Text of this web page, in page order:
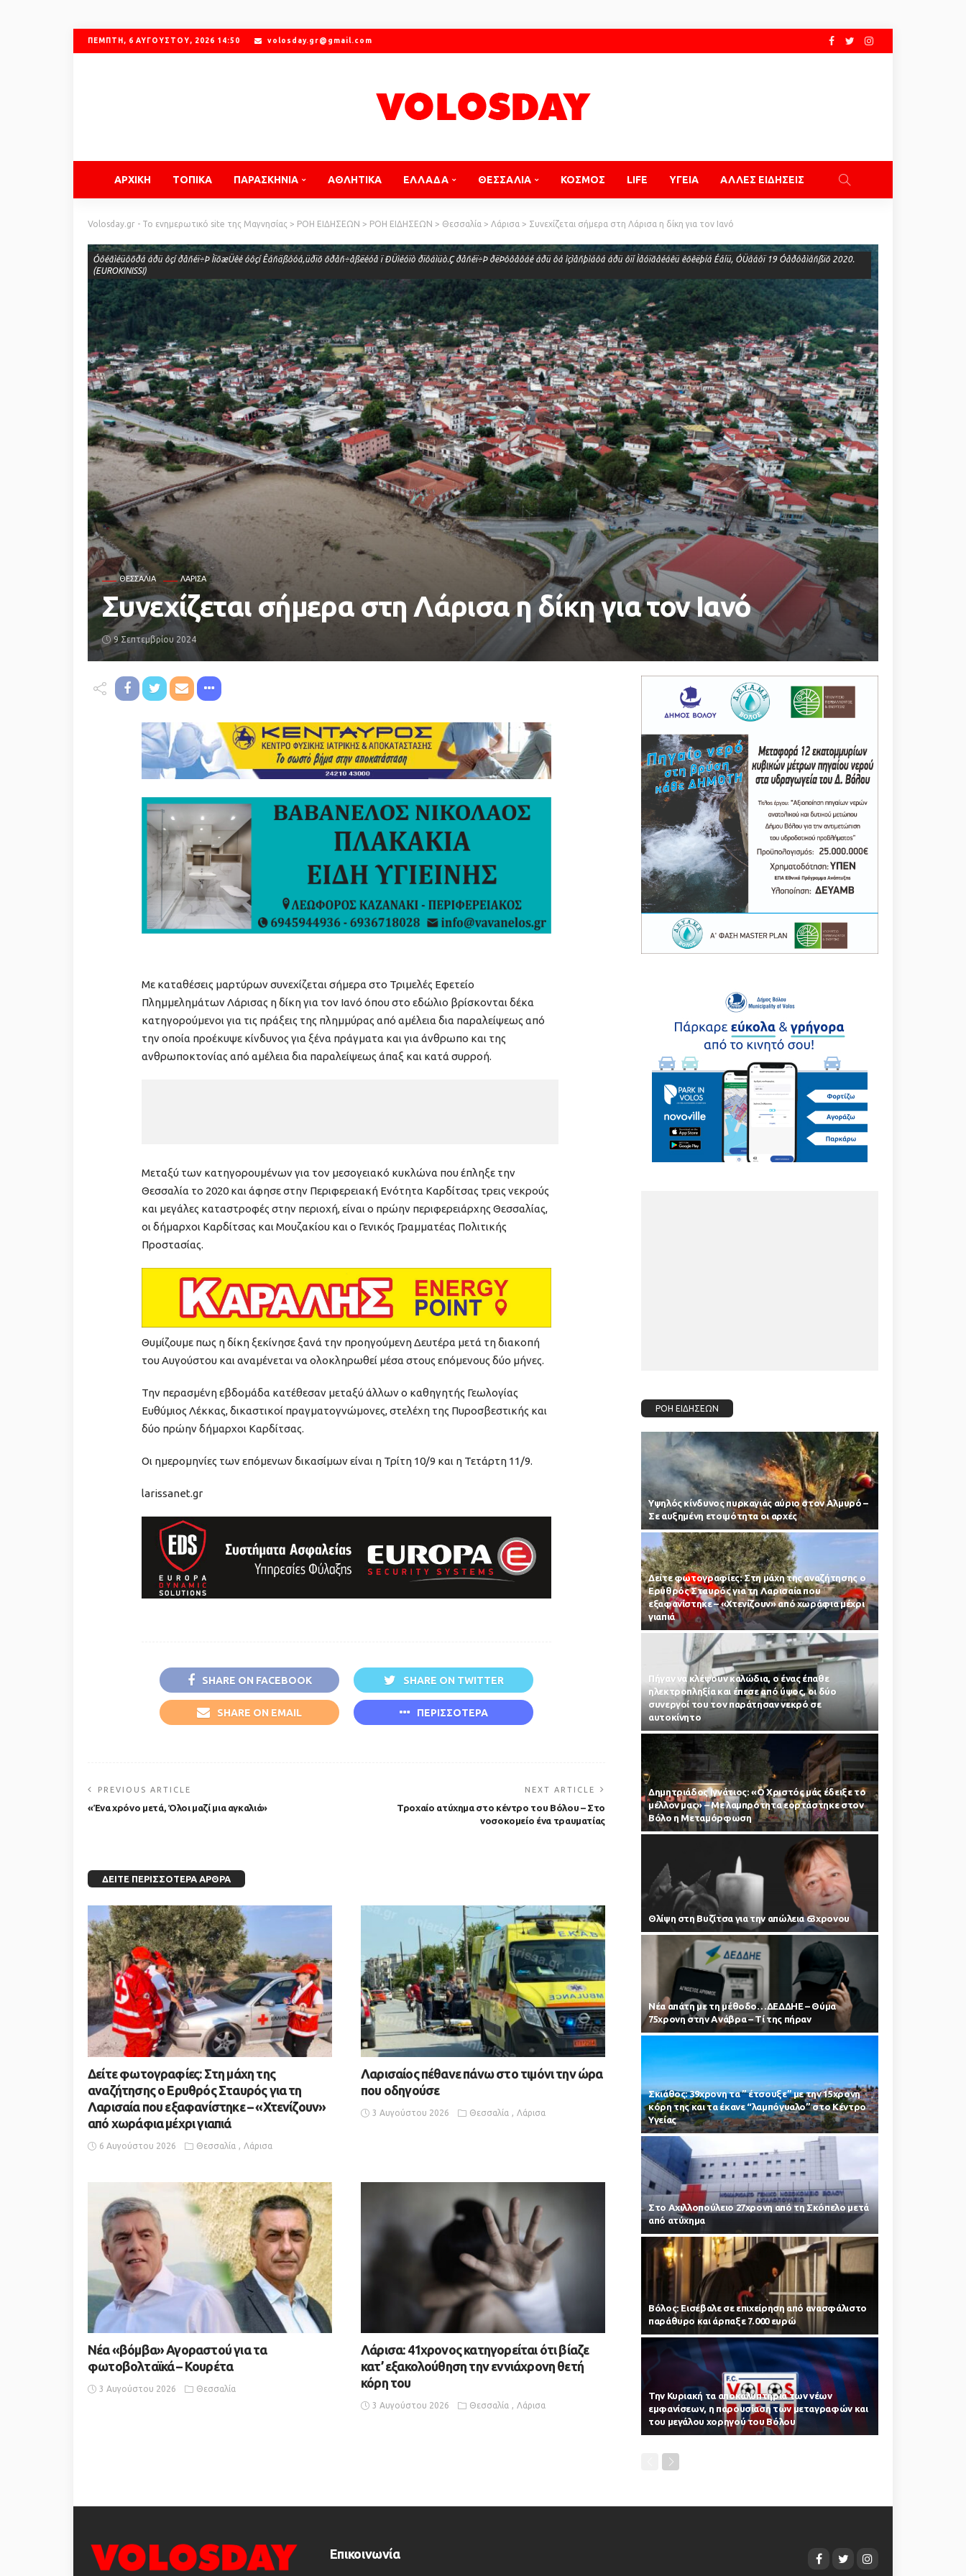
ΠΈΜΠΤΗ, 6 ΑΥΓΟΎΣΤΟΥ, 2026 14:50 volosday.gr@gmail.com
ΑΡΧΙΚΗ ΤΟΠΙΚΑ ΠΑΡΑΣΚΗΝΙΑ ΑΘΛΗΤΙΚΑ ΕΛΛΑΔΑ ΘΕΣΣΑΛΙΑ ΚΟΣΜΟΣ LIFE ΥΓΕΙΑ ΑΛΛΕΣ ΕΙΔΗΣΕΙΣ
Volosday.gr - Το ενημερωτικό site της Μαγνησίας > ΡΟΗ ΕΙΔΗΣΕΩΝ > ΡΟΗ ΕΙΔΗΣΕΩΝ > Θεσσαλία > Λάρισα > Συνεχίζεται σήμερα στη Λάρισα η δίκη για τον Ιανό
ΘΕΣΣΑΛΊΑ ΛΆΡΙΣΑ
Συνεχίζεται σήμερα στη Λάρισα η δίκη για τον Ιανό
9 Σεπτεμβρίου 2024
Óôéãìéüôõðá áðü ôçí ðåñéï÷Þ ÌïõæÜêé óôçí Êáñäßôóá,üðïõ õðåñ÷åßëéóå ï ÐÜìéóïò ðïôáìüò.Ç ðåñéï÷Þ ðëÞôôåôáé áðü ôá îçìåñþìáôá áðü ôïí Ìåóïãåéáêü êõêëþíá Éáíü, ÓÜâáôï 19 Óåðôåìâñßïõ 2020.
(EUROKINISSI)
Με καταθέσεις μαρτύρων συνεχίζεται σήμερα στο Τριμελές Εφετείο
Πλημμελημάτων Λάρισας η δίκη για τον Ιανό όπου στο εδώλιο βρίσκονται δέκα
κατηγορούμενοι για τις πράξεις της πλημμύρας από αμέλεια δια παραλείψεως από
την οποία προέκυψε κίνδυνος για ξένα πράγματα και για άνθρωπο και της
ανθρωποκτονίας από αμέλεια δια παραλείψεως άπαξ και κατά συρροή.
Μεταξύ των κατηγορουμένων για τον μεσογειακό κυκλώνα που έπληξε την
Θεσσαλία το 2020 και άφησε στην Περιφερειακή Ενότητα Καρδίτσας τρεις νεκρούς
και μεγάλες καταστροφές στην περιοχή, είναι ο πρώην περιφερειάρχης Θεσσαλίας,
οι δήμαρχοι Καρδίτσας και Μουζακίου και ο Γενικός Γραμματέας Πολιτικής
Προστασίας.
Θυμίζουμε πως η δίκη ξεκίνησε ξανά την προηγούμενη Δευτέρα μετά τη διακοπή
του Αυγούστου και αναμένεται να ολοκληρωθεί μέσα στους επόμενους δύο μήνες.
Την περασμένη εβδομάδα κατέθεσαν μεταξύ άλλων ο καθηγητής Γεωλογίας
Ευθύμιος Λέκκας, δικαστικοί πραγματογνώμονες, στελέχη της Πυροσβεστικής και
δύο πρώην δήμαρχοι Καρδίτσας.
Οι ημερομηνίες των επόμενων δικασίμων είναι η Τρίτη 10/9 και η Τετάρτη 11/9.
larissanet.gr
SHARE ON FACEBOOK SHARE ON TWITTER
SHARE ON EMAIL ΠΕΡΙΣΣΟΤΕΡΑ
PREVIOUS ARTICLE
«Ένα χρόνο μετά, Όλοι μαζί μια αγκαλιά»
NEXT ARTICLE
Τροχαίο ατύχημα στο κέντρο του Βόλου – Στο
νοσοκομείο ένα τραυματίας
ΔΕΊΤΕ ΠΕΡΙΣΣΌΤΕΡΑ ΆΡΘΡΑ
Δείτε φωτογραφίες: Στη μάχη της
αναζήτησης ο Ερυθρός Σταυρός για τη
Λαρισαία που εξαφανίστηκε – «Χτενίζουν»
από χωράφια μέχρι γιαπιά
6 Αυγούστου 2026 Θεσσαλία Λάρισα
Λαρισαίος πέθανε πάνω στο τιμόνι την ώρα
που οδηγούσε
3 Αυγούστου 2026 Θεσσαλία Λάρισα
Νέα «βόμβα» Αγοραστού για τα
φωτοβολταϊκά – Κουρέτα
3 Αυγούστου 2026 Θεσσαλία
Λάρισα: 41χρονος κατηγορείται ότι βίαζε
κατ’ εξακολούθηση την εννιάχρονη θετή
κόρη του
3 Αυγούστου 2026 Θεσσαλία Λάρισα
ΡΟΗ ΕΙΔΗΣΕΩΝ
Υψηλός κίνδυνος πυρκαγιάς αύριο στον Αλμυρό –
Σε αυξημένη ετοιμότητα οι αρχές
Δείτε φωτογραφίες: Στη μάχη της αναζήτησης ο
Ερυθρός Σταυρός για τη Λαρισαία που
εξαφανίστηκε – «Χτενίζουν» από χωράφια μέχρι
γιαπιά
Πήγαν να κλέψουν καλώδια, ο ένας έπαθε
ηλεκτροπληξία και έπεσε από ύψος, οι δύο
συνεργοί του τον παράτησαν νεκρό σε
αυτοκίνητο
Δημητριάδος Ιγνάτιος: «Ο Χριστός μάς έδειξε το
μέλλον μας» – Με λαμπρότητα εορτάστηκε στον
Βόλο η Μεταμόρφωση
Θλίψη στη Βυζίτσα για την απώλεια 63χρονου
Νέα απάτη με τη μέθοδο…ΔΕΔΔΗΕ – Θύμα
75χρονη στην Ανάβρα – Τί της πήραν
Σκιάθος: 39χρονη τα ” έτσουξε” με την 15χρονη
κόρη της και τα έκανε “λαμπόγυαλο” στο Κέντρο
Υγείας
Στο Αχιλλοπούλειο 27χρονη από τη Σκόπελο μετά
από ατύχημα
Βόλος: Εισέβαλε σε επιχείρηση από ανασφάλιστο
παράθυρο και άρπαξε 7.000 ευρώ
Την Κυριακή τα αποκαλυπτήρια των νέων
εμφανίσεων, η παρουσίαση των μεταγραφών και
του μεγάλου χορηγού του Βόλου
Επικοινωνία